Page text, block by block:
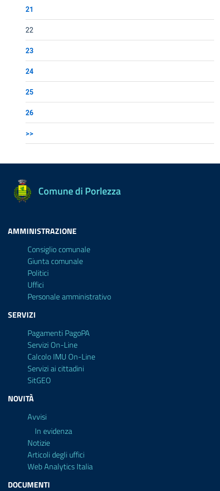
21
22
23
24
25
26
>>
Comune di Porlezza
AMMINISTRAZIONE
Consiglio comunale
Giunta comunale
Politici
Uffici
Personale amministrativo
SERVIZI
Pagamenti PagoPA
Servizi On-Line
Calcolo IMU On-Line
Servizi ai cittadini
SitGEO
NOVITÀ
Avvisi
In evidenza
Notizie
Articoli degli uffici
Web Analytics Italia
DOCUMENTI